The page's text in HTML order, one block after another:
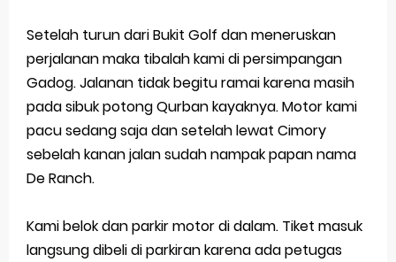
Setelah turun dari Bukit Golf dan meneruskan
perjalanan maka tibalah kami di persimpangan
Gadog. Jalanan tidak begitu ramai karena masih
pada sibuk potong Qurban kayaknya. Motor kami
pacu sedang saja dan setelah lewat Cimory
sebelah kanan jalan sudah nampak papan nama
De Ranch.
Kami belok dan parkir motor di dalam. Tiket masuk
langsung dibeli di parkiran karena ada petugas